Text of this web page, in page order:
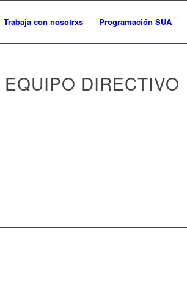
Trabaja con nosotrxs Programación SUA
EQUIPO DIRECTIVO